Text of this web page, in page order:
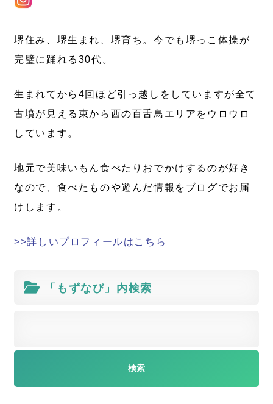
堺住み、堺生まれ、堺育ち。今でも堺っこ体操が
完璧に踊れる30代。
生まれてから4回ほど引っ越しをしていますが全て
古墳が見える東から西の百舌鳥エリアをウロウロ
しています。
地元で美味いもん食べたりおでかけするのが好き
なので、食べたものや遊んだ情報をブログでお届
けします。
>>詳しいプロフィールはこちら
「もずなび」内検索